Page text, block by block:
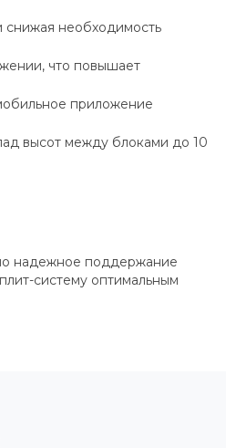
снижая необходимость
что повышает
приложение
высот между блоками до 10
надежное поддержание
систему оптимальным